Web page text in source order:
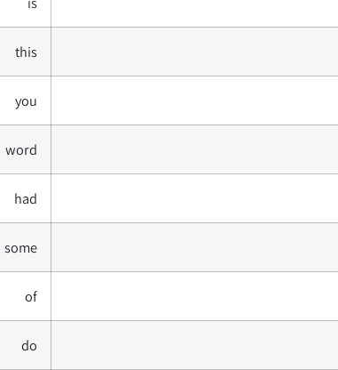
this
you
word
had
some
of
do